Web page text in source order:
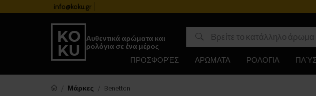
info@koku.gr
Αυθεντικά αρώματα και
ρολόγια σε ένα μέρος
ΠΡΟΣΦΟΡΈΣ ΑΡΩΜΑΤΑ ΡΟΛΟΓΙΑ
Μάρκες Benetton